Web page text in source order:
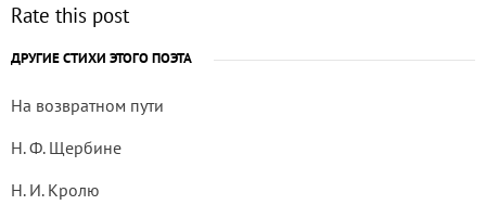
Rate this post
ДРУГИЕ СТИХИ ЭТОГО ПОЭТА
На возвратном пути
Н. Ф. Щербине
Н. И. Кролю